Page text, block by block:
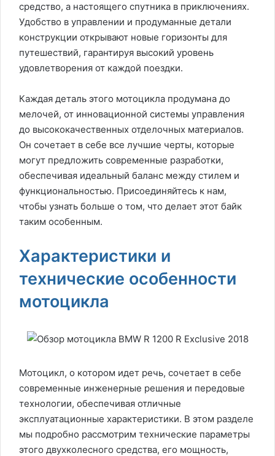
средство, а настоящего спутника в приключениях.
Удобство в управлении и продуманные детали
конструкции открывают новые горизонты для
путешествий, гарантируя высокий уровень
удовлетворения от каждой поездки.
Каждая деталь этого мотоцикла продумана до
мелочей, от инновационной системы управления
до высококачественных отделочных материалов.
Он сочетает в себе все лучшие черты, которые
могут предложить современные разработки,
обеспечивая идеальный баланс между стилем и
функциональностью. Присоединяйтесь к нам,
чтобы узнать больше о том, что делает этот байк
таким особенным.
Характеристики и
технические особенности
мотоцикла
Мотоцикл, о котором идет речь, сочетает в себе
современные инженерные решения и передовые
технологии, обеспечивая отличные
эксплуатационные характеристики. В этом разделе
мы подробно рассмотрим технические параметры
этого двухколесного средства, его мощность,